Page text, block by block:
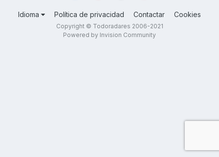
Idioma Política de privacidad Contactar Cookies
Copyright © Todoradares 2006-2021
Powered by Invision Community